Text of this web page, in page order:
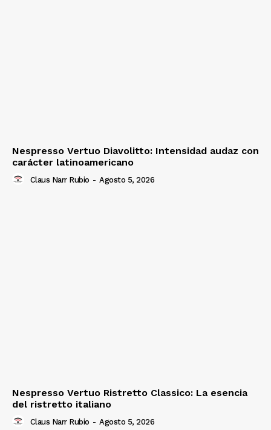
Nespresso Vertuo Diavolitto: Intensidad audaz con
carácter latinoamericano
Claus Narr Rubio - Agosto 5, 2026
Nespresso Vertuo Ristretto Classico: La esencia
del ristretto italiano
Claus Narr Rubio - Agosto 5, 2026